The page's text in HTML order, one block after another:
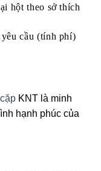
hột theo sở thích
cầu (tính phí)
KNT là minh
hạnh phúc của